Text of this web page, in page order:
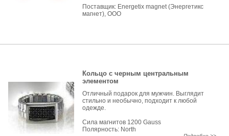
Поставщик: Energetix magnet (Энергетикс
магнет), ООО
Кольцо с черным центральным
элементом
Отличный подарок для мужчин. Выглядит
стильно и необычно, подходит к любой
одежде.
Сила магнитов 1200 Gauss
Полярность: North